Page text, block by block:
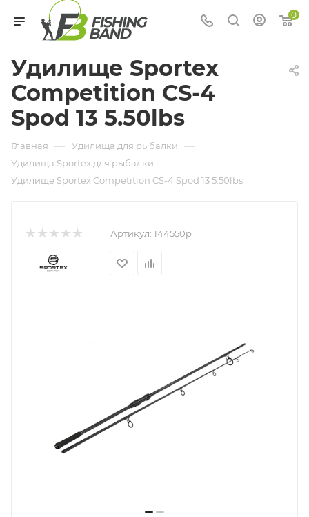
0
Удилище Sportex
Competition CS-4
Spod 13 5.50lbs
Главная — Удилища для рыбалки —
Удилища Sportex для рыбалки —
Удилище Sportex Competition CS-4 Spod 13 5.50lbs
Артикул: 144550р